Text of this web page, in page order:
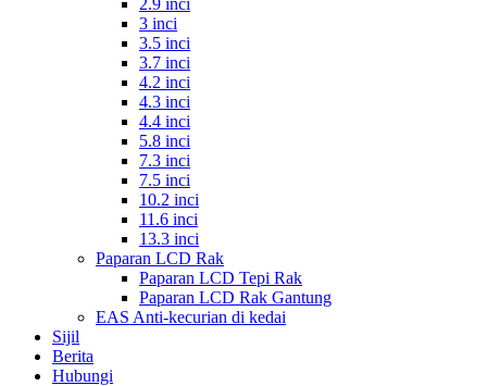
2.9 inci
3 inci
3.5 inci
3.7 inci
4.2 inci
4.3 inci
4.4 inci
5.8 inci
7.3 inci
7.5 inci
10.2 inci
11.6 inci
13.3 inci
Paparan LCD Rak
Paparan LCD Tepi Rak
Paparan LCD Rak Gantung
EAS Anti-kecurian di kedai
Sijil
Berita
Hubungi